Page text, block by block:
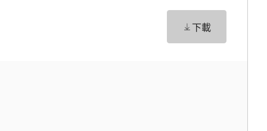
下載